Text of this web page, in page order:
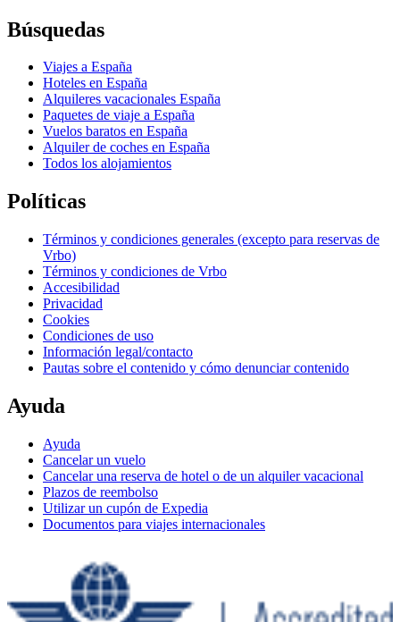
Búsquedas
Viajes a España
Hoteles en España
Alquileres vacacionales España
Paquetes de viaje a España
Vuelos baratos en España
Alquiler de coches en España
Todos los alojamientos
Políticas
Términos y condiciones generales (excepto para reservas de
Vrbo)
Términos y condiciones de Vrbo
Accesibilidad
Privacidad
Cookies
Condiciones de uso
Información legal/contacto
Pautas sobre el contenido y cómo denunciar contenido
Ayuda
Ayuda
Cancelar un vuelo
Cancelar una reserva de hotel o de un alquiler vacacional
Plazos de reembolso
Utilizar un cupón de Expedia
Documentos para viajes internacionales